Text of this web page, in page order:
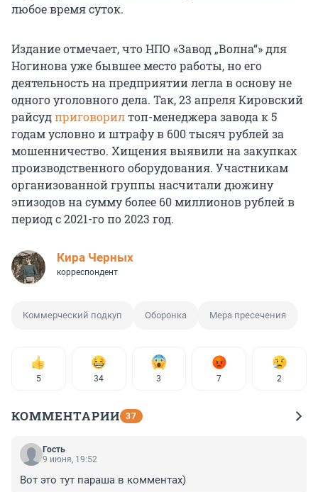
любое время суток.
Издание отмечает, что НПО «Завод „Волна“» для
Ногинова уже бывшее место работы, но его
деятельность на предприятии легла в основу не
одного уголовного дела. Так, 23 апреля Кировский
райсудприговорилтоп-менеджера завода к 5
годам условно и штрафу в 600 тысяч рублей за
мошенничество. Хищения выявили на закупках
производственного оборудования. Участникам
организованной группы насчитали дюжину
эпизодов на сумму более 60 миллионов рублей в
период с 2021-го по 2023 год.
Кира Черных
корреспондент
Коммерческий подкуп Оборонка Мера пресечения
5 34 3 7 2
КОММЕНТАРИИ 37
Гость
9 июня, 19:52
Вот это тут параша в комментах)